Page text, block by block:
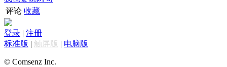
评论 收藏
登录 | 注册
标准版 | 触屏版 | 电脑版
© Comsenz Inc.